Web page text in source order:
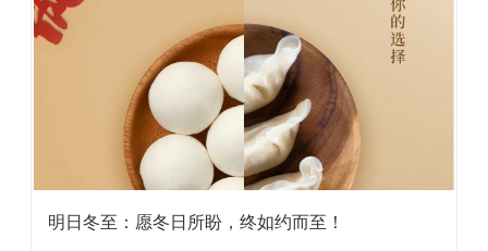
明日冬至：愿冬日所盼，终如约而至！